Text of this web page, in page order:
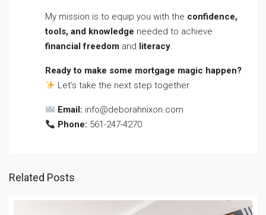
My mission is to equip you with the confidence,
tools, and knowledge needed to achieve
financial freedom and literacy.
Ready to make some mortgage magic happen?
Let’s take the next step together.
Email: info@deborahnixon.com
Phone: 561-247-4270
Related Posts